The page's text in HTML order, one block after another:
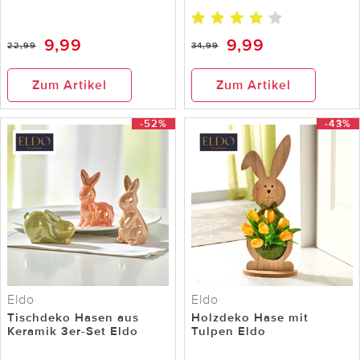
22,99 9,99
Zum Artikel
34,99 9,99
Zum Artikel
-52%
Eldo
Tischdeko Hasen aus
Keramik 3er-Set Eldo
-43%
Eldo
Holzdeko Hase mit
Tulpen Eldo